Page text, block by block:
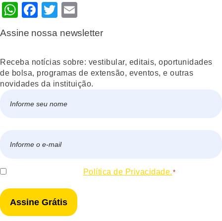
WhatsApp
Facebook
Twitter
Assine nossa newsletter
Receba notícias sobre: vestibular, editais, oportunidades
de bolsa, programas de extensão, eventos, e outras
novidades da instituição.
mail
Consentir Política de Privacidade. *